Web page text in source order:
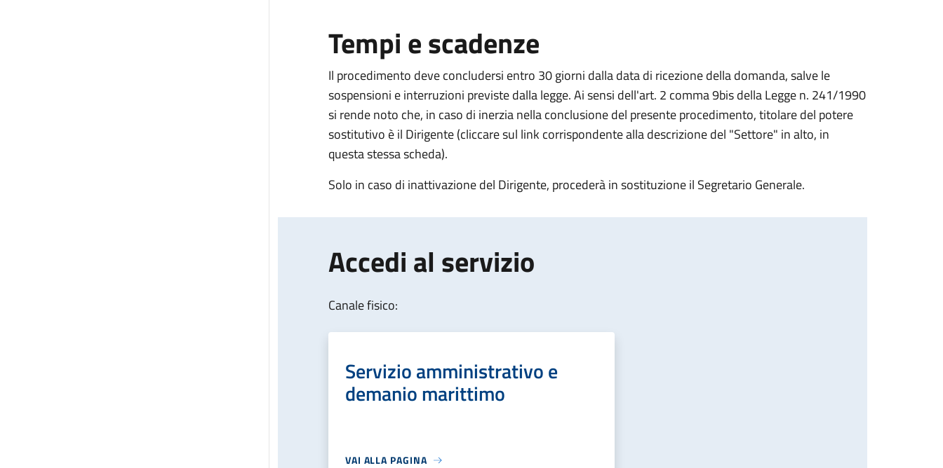
Tempi e scadenze
Il procedimento deve concludersi entro 30 giorni dalla data di ricezione della domanda, salve le
sospensioni e interruzioni previste dalla legge. Ai sensi dell'art. 2 comma 9bis della Legge n. 241/1990
si rende noto che, in caso di inerzia nella conclusione del presente procedimento, titolare del potere
sostitutivo è il Dirigente (cliccare sul link corrispondente alla descrizione del "Settore" in alto, in
questa stessa scheda).
Solo in caso di inattivazione del Dirigente, procederà in sostituzione il Segretario Generale.
Accedi al servizio
Canale fisico:
Servizio amministrativo e
demanio marittimo
VAI ALLA PAGINA